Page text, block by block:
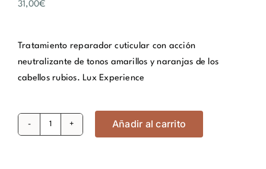
31,00€
Tratamiento reparador cuticular con acción
neutralizante de tonos amarillos y naranjas de los
cabellos rubios. Lux Experience
Añadir al carrito